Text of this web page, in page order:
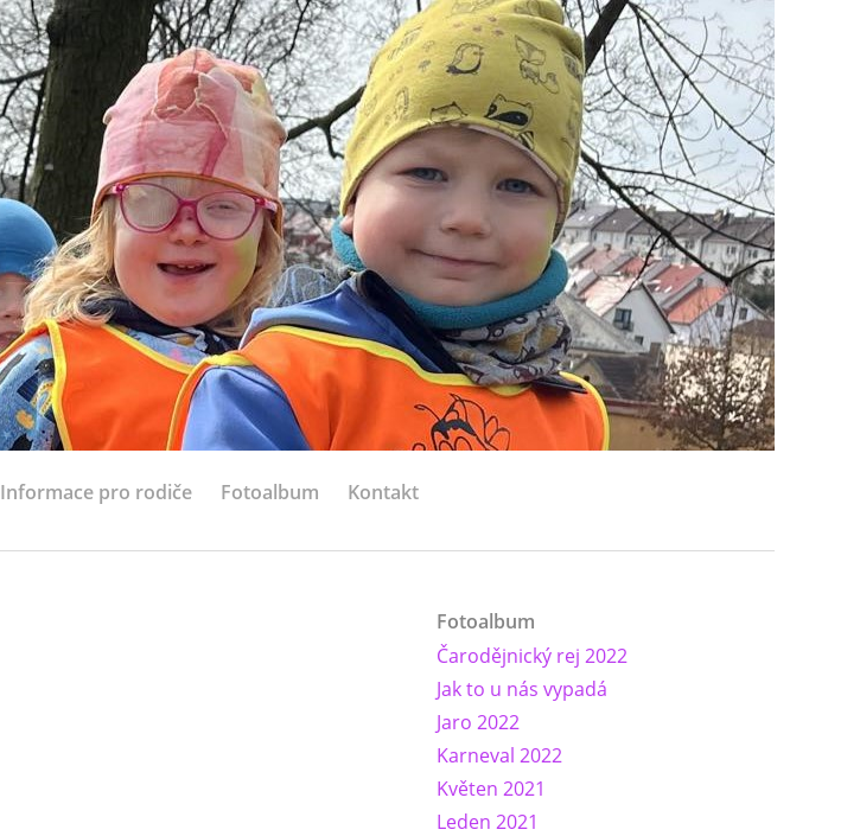
Informace pro rodiče Fotoalbum Kontakt
Fotoalbum
Čarodějnický rej 2022
Jak to u nás vypadá
Jaro 2022
Karneval 2022
Květen 2021
Leden 2021